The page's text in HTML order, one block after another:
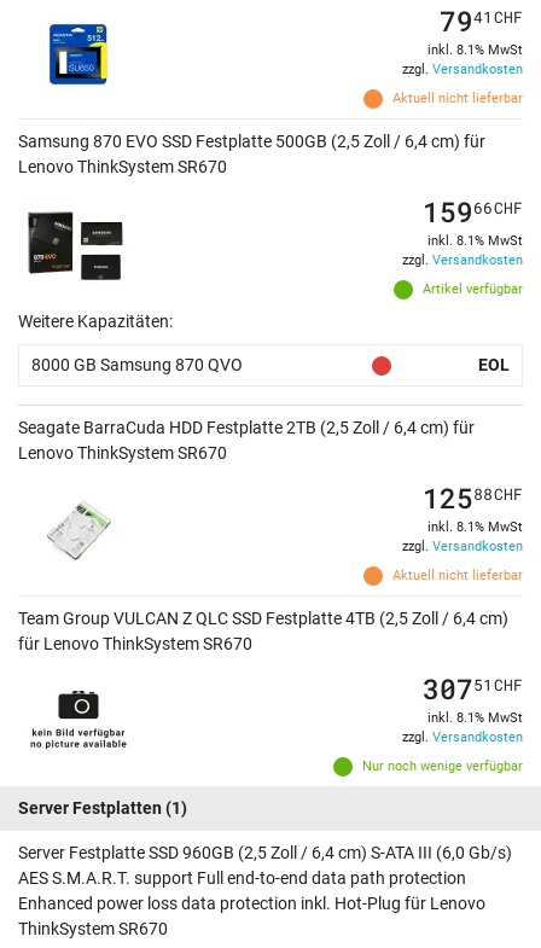
Aktuell nicht lieferbar
7941 CHF
inkl. 8.1% MwSt
zzgl. Versandkosten
Samsung 870 EVO SSD Festplatte 500GB (2,5 Zoll / 6,4 cm) für
Lenovo ThinkSystem SR670
Artikel verfügbar
15966CHF
inkl. 8.1% MwSt
zzgl. Versandkosten
Weitere Kapazitäten:
8000 GB Samsung 870 QVO EOL
Seagate BarraCuda HDD Festplatte 2TB (2,5 Zoll / 6,4 cm) für
Lenovo ThinkSystem SR670
Aktuell nicht lieferbar
12588CHF
inkl. 8.1% MwSt
zzgl. Versandkosten
Team Group VULCAN Z QLC SSD Festplatte 4TB (2,5 Zoll / 6,4 cm)
für Lenovo ThinkSystem SR670
Nur noch wenige verfügbar
30751 CHF
inkl. 8.1% MwSt
zzgl. Versandkosten
Server Festplatten (1)
Server Festplatte SSD 960GB (2,5 Zoll / 6,4 cm) S-ATA III (6,0 Gb/s)
AES S.M.A.R.T. support Full end-to-end data path protection
Enhanced power loss data protection inkl. Hot-Plug für Lenovo
ThinkSystem SR670